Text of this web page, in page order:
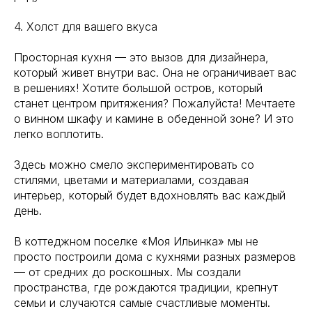
4. Холст для вашего вкуса
Просторная кухня — это вызов для дизайнера,
который живет внутри вас. Она не ограничивает вас
в решениях! Хотите большой остров, который
станет центром притяжения? Пожалуйста! Мечтаете
о винном шкафу и камине в обеденной зоне? И это
легко воплотить.
Здесь можно смело экспериментировать со
стилями, цветами и материалами, создавая
интерьер, который будет вдохновлять вас каждый
день.
В коттеджном поселке «Моя Ильинка» мы не
просто построили дома с кухнями разных размеров
— от средних до роскошных. Мы создали
пространства, где рождаются традиции, крепнут
семьи и случаются самые счастливые моменты.